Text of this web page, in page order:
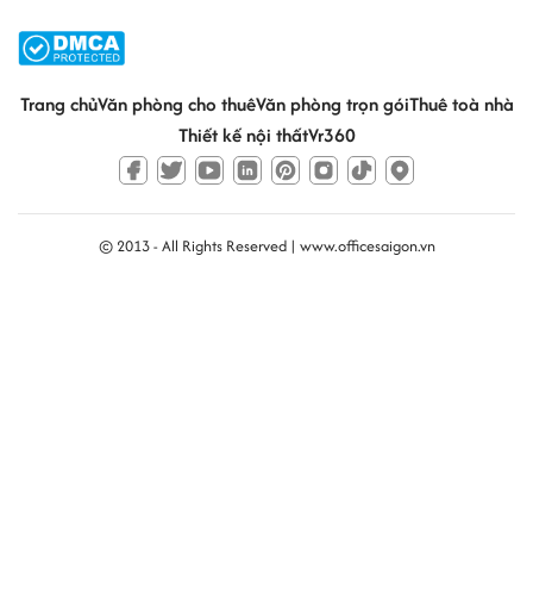
Trang chủVăn phòng cho thuêVăn phòng trọn góiThuê toà nhà
Thiết kế nội thấtVr360
© 2013 - All Rights Reserved | www.officesaigon.vn